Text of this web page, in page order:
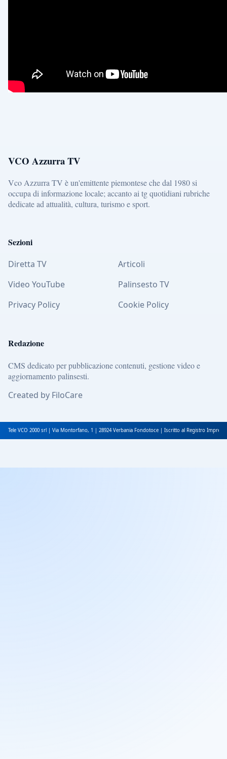
VCO Azzurra TV
Vco Azzurra TV è un'emittente piemontese che dal 1980 si
occupa di informazione locale; accanto ai tg quotidiani rubriche
dedicate ad attualità, cultura, turismo e sport.
Sezioni
Diretta TV
Articoli
Video YouTube
Palinsesto TV
Privacy Policy
Cookie Policy
Redazione
CMS dedicato per pubblicazione contenuti, gestione video e
aggiornamento palinsesti.
Created by FiloCare
Tele VCO 2000 srl | Via Montorfano, 1 | 28924 Verbania Fondotoce | Iscritto al Registro Imprese